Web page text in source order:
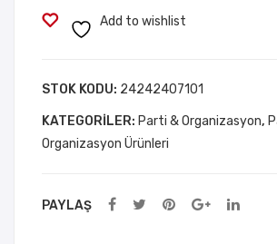
Vietnam
Şapkası
Hasır
Add to wishlist
STOK KODU: 24242407101
KATEGORILER: Parti & Organizasyon,
Organizasyon Ürünleri
PAYLAŞ